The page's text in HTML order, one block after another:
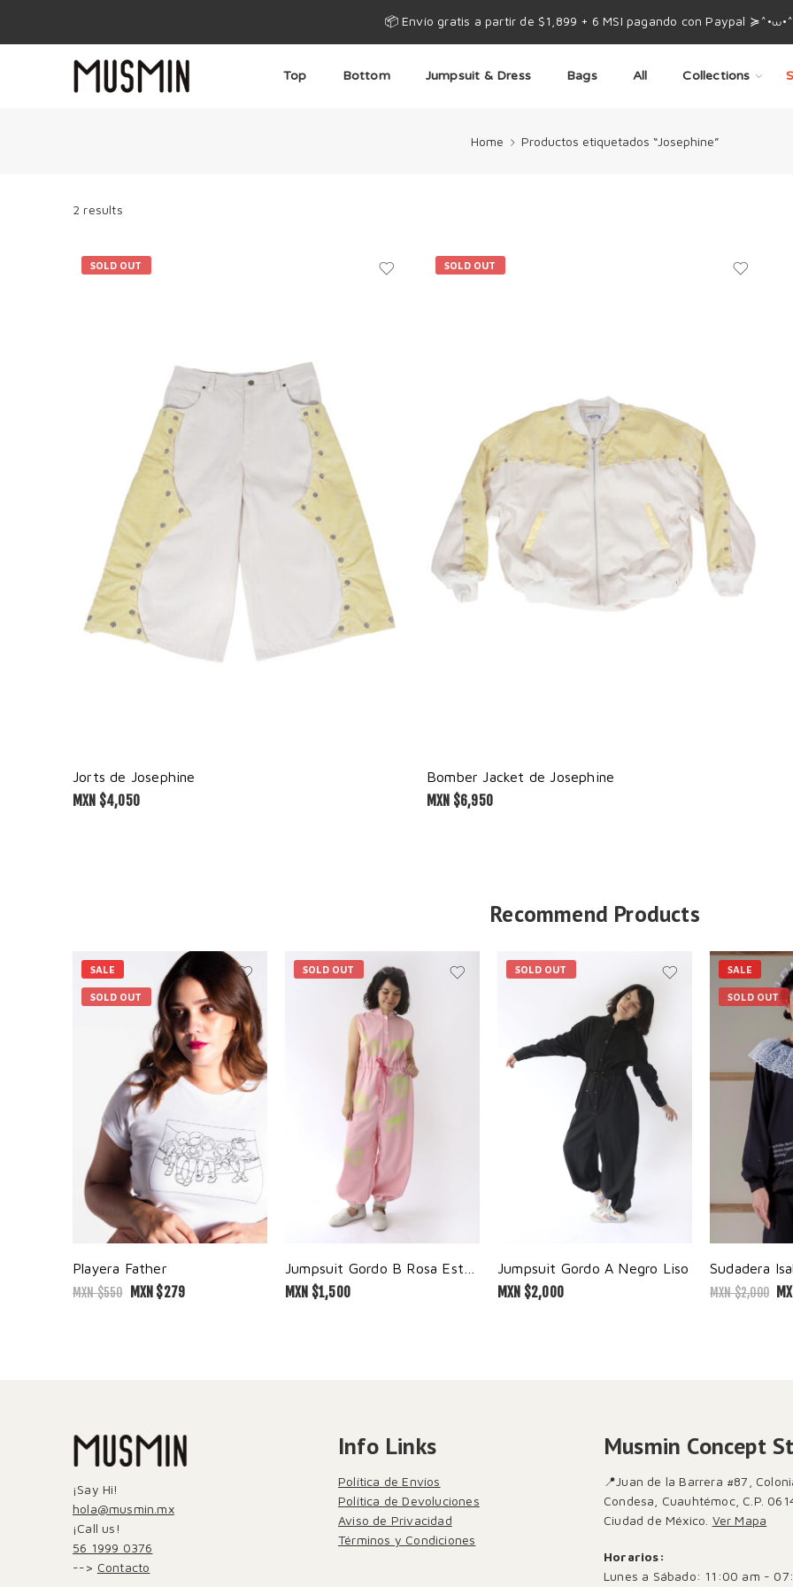
📦 Envío gratis a partir de $1,899 + 6 MSI pagando con Paypal
Top Bottom Jumpsuit & Dress Bags All Collections
Home Productos etiquetados “Josephine”
2 results
SOLD OUT
Jorts de Josephine
MXN $4,050
SOLD OUT
Bomber Jacket de Josephine
MXN $6,950
Recommend Products
SALE
SOLD OUT
Playera Father
MXN $550 MXN $279
SOLD OUT
MXN $1,500
SOLD OUT
Jumpsuit Gordo A Negro Liso
MXN $2,000
SALE
SOLD OUT
Sudadera
MXN $2,000
¡Say Hi!
hola@musmin.mx
¡Call us!
56 1999 0376
--> Contacto
Info Links
Política de Envíos
Política de Devoluciones
Aviso de Privacidad
Términos y Condiciones
Musmin Concept
📍Juan de la Barrera #87,
Condesa, Cuauhtémoc, C.P.
Ciudad de México. Ver Mapa
Horarios:
Lunes a Sábado: 11:00 am -